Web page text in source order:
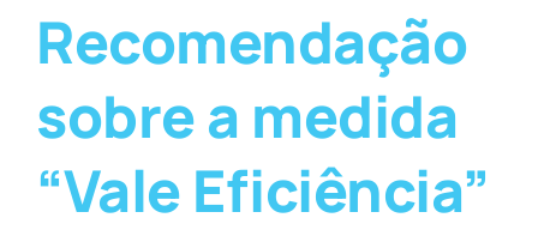
Recomendação
sobre a medida
“Vale Eficiência”